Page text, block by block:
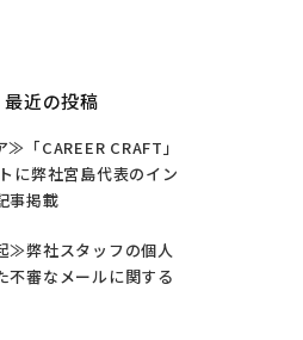
最近の投稿
「CAREER CRAFT」
に弊社宮島代表のイン
事掲載
≫弊社スタッフの個人
不審なメールに関する